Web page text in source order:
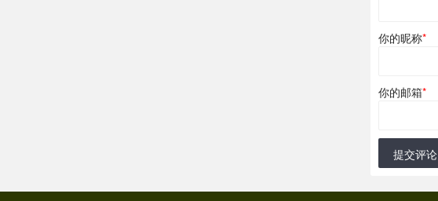
你的昵称*
你的邮箱*
提交评论